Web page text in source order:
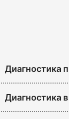
Диагностика
Диагностика